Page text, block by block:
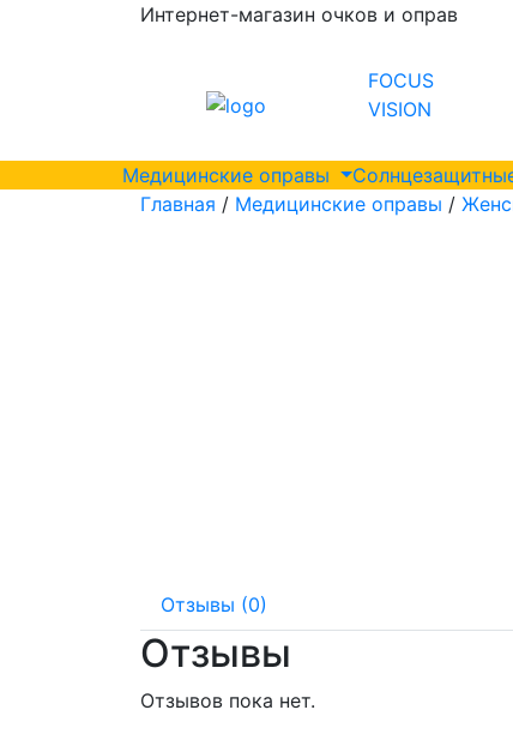
Интернет-магазин очков и оправ
FOCUS
VISION
Медицинские оправы
Главная / Медицинские оправы /
Отзывы (0)
Отзывы
Отзывов пока нет.